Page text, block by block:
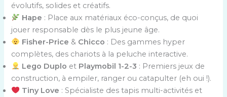
évolutifs, solides et créatifs.
Hape : Place aux matériaux éco-conçus, de quoi
jouer responsable dès le plus jeune âge.
Fisher-Price & Chicco : Des gammes hyper
complètes, des chariots à la peluche interactive.
Lego Duplo et Playmobil 1-2-3 : Premiers jeux de
construction, à empiler, ranger ou catapulter (eh oui !).
Tiny Love : Spécialiste des tapis multi-activités et